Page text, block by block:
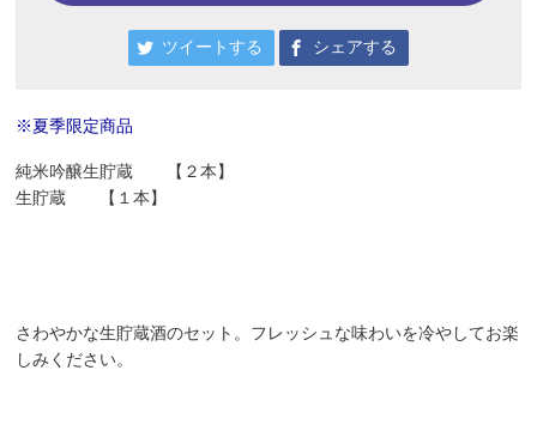
ツイートする シェアする
※夏季限定商品
純米吟醸生貯蔵 【２本】
生貯蔵 【１本】
さわやかな生貯蔵酒のセット。フレッシュな味わいを冷やしてお楽
しみください。